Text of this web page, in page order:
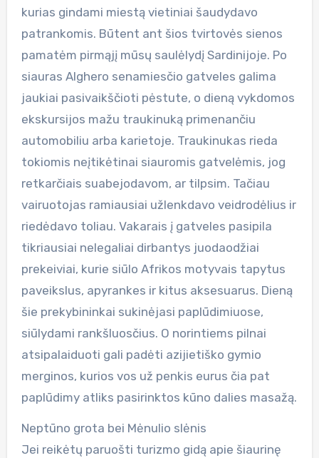
kurias gindami miestą vietiniai šaudydavo
patrankomis. Būtent ant šios tvirtovės sienos
pamatėm pirmąjį mūsų saulėlydį Sardinijoje. Po
siauras Alghero senamiesčio gatveles galima
jaukiai pasivaikščioti pėstute, o dieną vykdomos
ekskursijos mažu traukinuką primenančiu
automobiliu arba karietoje. Traukinukas rieda
tokiomis neįtikėtinai siauromis gatvelėmis, jog
retkarčiais suabejodavom, ar tilpsim. Tačiau
vairuotojas ramiausiai užlenkdavo veidrodėlius ir
riedėdavo toliau. Vakarais į gatveles pasipila
tikriausiai nelegaliai dirbantys juodaodžiai
prekeiviai, kurie siūlo Afrikos motyvais tapytus
paveikslus, apyrankes ir kitus aksesuarus. Dieną
šie prekybininkai sukinėjasi paplūdimiuose,
siūlydami rankšluosčius. O norintiems pilnai
atsipalaiduoti gali padėti azijietiško gymio
merginos, kurios vos už penkis eurus čia pat
paplūdimy atliks pasirinktos kūno dalies masažą.
Neptūno grota bei Mėnulio slėnis
Jei reikėtų paruošti turizmo gidą apie šiaurinę